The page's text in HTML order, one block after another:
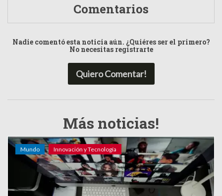
Comentarios
Nadie comentó esta noticia aún. ¿Quiéres ser el primero?
No necesitas registrarte
Quiero Comentar!
Más noticias!
Mundo Innovación y Tecnología